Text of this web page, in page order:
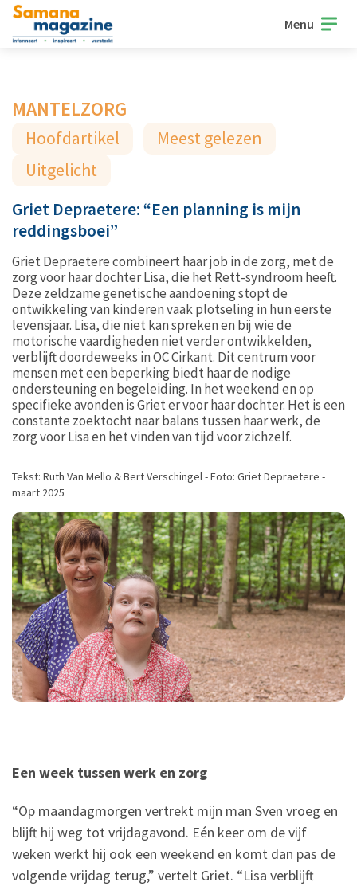
Menu
MANTELZORG
Hoofdartikel
Meest gelezen
Uitgelicht
Griet Depraetere: “Een planning is mijn
reddingsboei”
Griet Depraetere combineert haar job in de zorg, met de
zorg voor haar dochter Lisa, die het Rett-syndroom heeft.
Deze zeldzame genetische aandoening stopt de
ontwikkeling van kinderen vaak plotseling in hun eerste
levensjaar. Lisa, die niet kan spreken en bij wie de
motorische vaardigheden niet verder ontwikkelden,
verblijft doordeweeks in OC Cirkant. Dit centrum voor
mensen met een beperking biedt haar de nodige
ondersteuning en begeleiding. In het weekend en op
specifieke avonden is Griet er voor haar dochter. Het is een
constante zoektocht naar balans tussen haar werk, de
zorg voor Lisa en het vinden van tijd voor zichzelf.
Tekst: Ruth Van Mello & Bert Verschingel - Foto: Griet Depraetere -
maart 2025
Een week tussen werk en zorg
“Op maandagmorgen vertrekt mijn man Sven vroeg en
blijft hij weg tot vrijdagavond. Eén keer om de vijf
weken werkt hij ook een weekend en komt dan pas de
volgende vrijdag terug,” vertelt Griet. “Lisa verblijft